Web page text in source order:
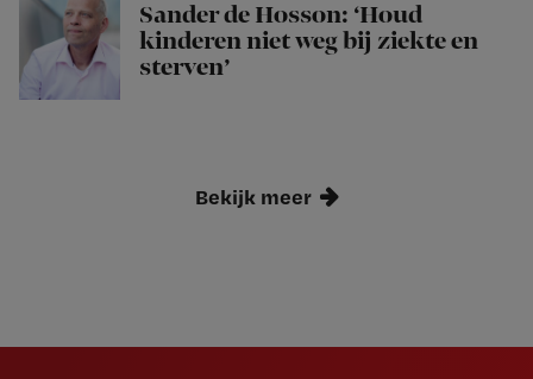
Sander de Hosson: ‘Houd
kinderen niet weg bij ziekte en
sterven’
Bekijk meer